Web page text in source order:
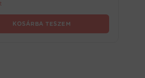
KOSÁRBA TESZEM